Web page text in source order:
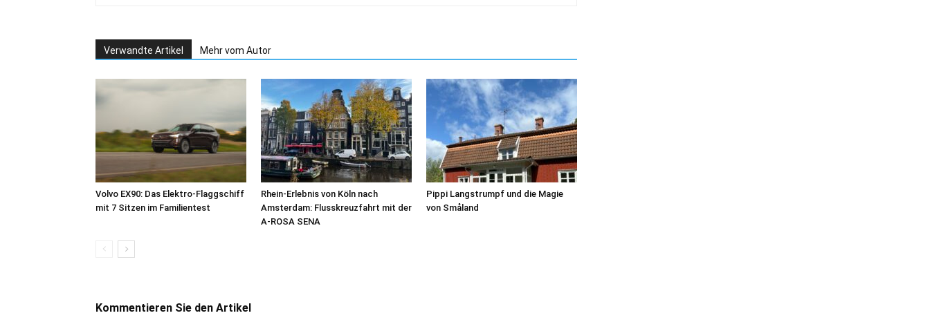
Verwandte Artikel Mehr vom Autor
Volvo EX90: Das Elektro-Flaggschiff
mit 7 Sitzen im Familientest
Rhein-Erlebnis von Köln nach
Amsterdam: Flusskreuzfahrt mit der
A-ROSA SENA
Pippi Langstrumpf und die Magie
von Småland
Kommentieren Sie den Artikel